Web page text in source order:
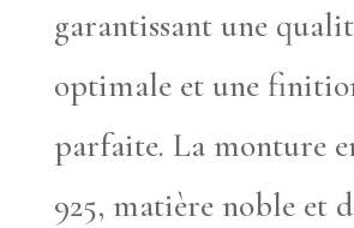
garantissant une
optimale et une
parfaite. La monture
925, matière noble et